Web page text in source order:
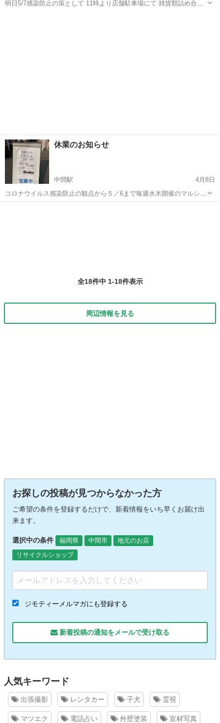
明日5/7感染防止の策として 11時より店舗駐車場にて 雑貨類詰め合わ
休業のお知らせ
中間駅
4月8日
コロナウイルス感染防止の観点から５／6まで毎週水木開催のマルシェ
販売はお休みします。
全18件中 1-18件表示
周辺情報を見る
お探しの投稿が見つからなかった方
ご希望の条件を登録するだけで、新着情報をいち早くお届け出
来ます。
選択中の条件 福岡県 中間市
地元のお店
リサイクルショップ
ジモティーメルマガにも登録する
新着投稿の通知をメールで受け取る
人気キーワード
出張撮影 レンタカー 子犬 霊視
マツエク 電話占い 外壁塗装 宣材写真